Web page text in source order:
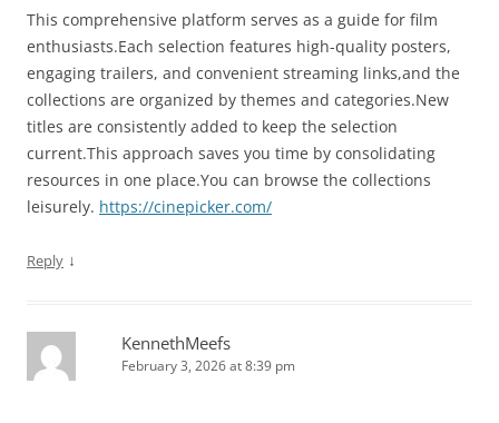
This comprehensive platform serves as a guide for film
enthusiasts.Each selection features high-quality posters,
engaging trailers, and convenient streaming links,and the
collections are organized by themes and categories.New
titles are consistently added to keep the selection
current.This approach saves you time by consolidating
resources in one place.You can browse the collections
leisurely. https://cinepicker.com/
Reply ↓
KennethMeefs
February 3, 2026 at 8:39 pm